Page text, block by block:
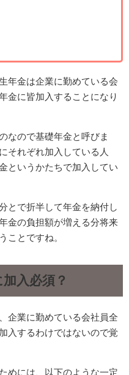
年金は企業に勤めている会
金に皆加入することになり
なので基礎年金と呼びま
それぞれ加入している人
というかたちで加入してい
とで折半して年金を納付し
金の負担額が増える分将来
ことですね。
入必須？
企業に勤めている会社員全
入するわけではないので覚
めには、以下のような一定